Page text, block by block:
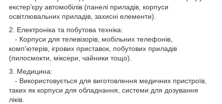
екстер'єру автомобілів (панелі приладів, корпуси
освітлювальних приладів, захисні елементи).
2. Електроніка та побутова техніка:
- Корпуси для телевізорів, мобільних телефонів,
комп'ютерів, ігрових приставок, побутових приладів
(пилосмокти, міксери, чайники тощо).
3. Медицина:
- Використовується для виготовлення медичних пристроїв,
таких як корпуси для обладнання, системи для дозування
ліків.